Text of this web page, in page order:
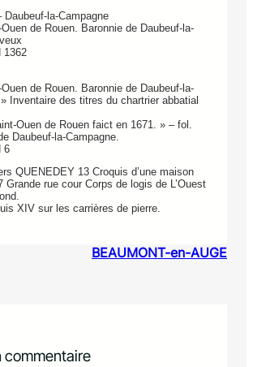
Daubeuf-la-Campagne
de Rouen. Baronnie de Daubeuf-la-
1362
de Rouen. Baronnie de Daubeuf-la-
Inventaire des titres du chartrier abbatial
Ouen de Rouen faict en 1671. » – fol.
Daubeuf-la-Campagne.
6
QUENEDEY 13 Croquis d’une maison
Grande rue cour Corps de logis de L’Ouest
XIV sur les carrières de pierre.
BEAUMONT-en-AUGE
commentaire